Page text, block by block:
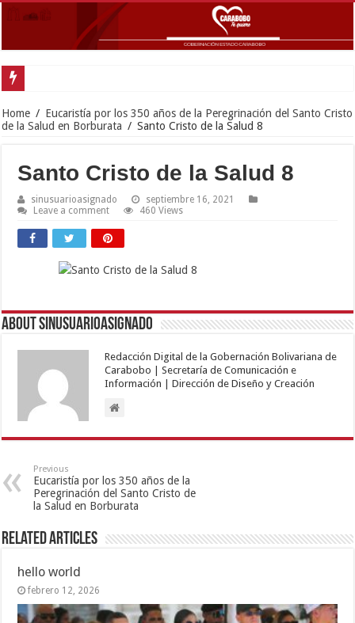
Home / Eucaristía por los 350 años de la Peregrinación del Santo Cristo
de la Salud en Borburata / Santo Cristo de la Salud 8
Santo Cristo de la Salud 8
sinusuarioasignado
septiembre 16, 2021
Leave a comment
460 Views
About sinusuarioasignado
Redacción Digital de la Gobernación Bolivariana de
Carabobo | Secretaría de Comunicación e
Información | Dirección de Diseño y Creación
Previous
Eucaristía por los 350 años de la
Peregrinación del Santo Cristo de
la Salud en Borburata
Related Articles
hello world
febrero 12, 2026